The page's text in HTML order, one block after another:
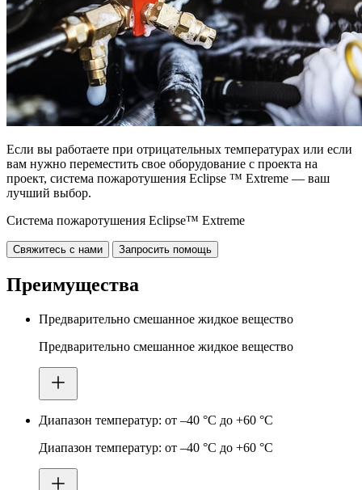
Если вы работаете при отрицательных температурах или если
вам нужно переместить свое оборудование с проекта на
проект, система пожаротушения Eclipse ™ Extreme — ваш
лучший выбор.
Система пожаротушения Eclipse™ Extreme
Свяжитесь с нами Запросить помощь
Преимущества
Предварительно смешанное жидкое вещество
Предварительно смешанное жидкое вещество
Диапазон температур: от –40 °C до +60 °C
Диапазон температур: от –40 °C до +60 °C